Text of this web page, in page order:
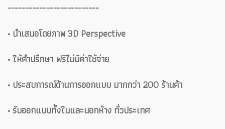
--------------------------
• นำเสนอโดยภาพ 3D Perspective
• ให้คำปรึกษา ฟรีไม่มีค่าใช้จ่าย
• ประสบการณ์ด้านการออกแบบ มากกว่า 200 ร้านค้า
• รับออกแบบทั้งในและนอกห้าง ทั่วประเทศ